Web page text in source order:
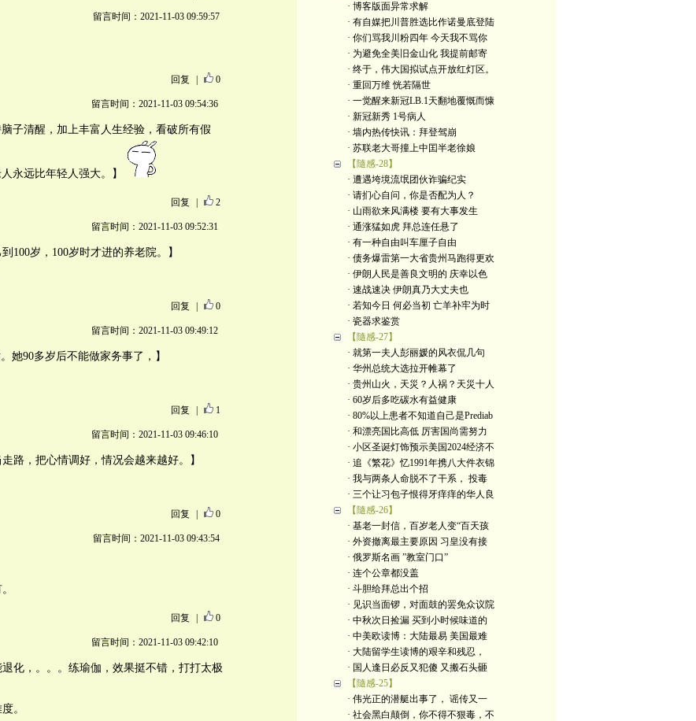
留言时间：2021-11-03 09:59:57
回复 0
留言时间：2021-11-03 09:54:36
子清醒，加上丰富人生经验，看破所有假
永远比年轻人强大。】
回复 2
留言时间：2021-11-03 09:52:31
100岁，100岁时才进的养老院。】
回复 0
留言时间：2021-11-03 09:49:12
她90多岁后不能做家务事了，】
回复 1
留言时间：2021-11-03 09:46:10
路，把心情调好，情况会越来越好。】
回复 0
留言时间：2021-11-03 09:43:54
回复 0
留言时间：2021-11-03 09:42:10
化，。。。练瑜伽，效果挺不错，打打太极
。
· 博客版面异常求解
· 有自媒把川普胜选比作诺曼底登陆
· 你们骂我川粉四年 今天我不骂你
· 为避免全美旧金山化 我提前邮寄
· 终于，伟大国拟试点开放红灯区。
· 重回万维 恍若隔世
· 一觉醒来新冠LB.1天翻地覆慨而慷
· 新冠新秀 1号病人
· 墙内热传快讯：拜登驾崩
· 苏联老大哥撞上中囯半老徐娘
【隨感-28】
· 遭遇垮境流氓团伙诈骗纪实
· 请扪心自问，你是否配为人？
· 山雨欲来风满楼 要有大事发生
· 通涨猛如虎 拜总连任悬了
· 有一种自由叫车厘子自由
· 债务爆雷第一大省贵州马跑得更欢
· 伊朗人民是善良文明的 庆幸以色
· 速战速决 伊朗真乃大丈夫也
· 若知今日 何必当初 亡羊补牢为时
· 瓷器求鉴赏
【隨感-27】
· 就第一夫人彭丽媛的风衣侃几句
· 华州总统大选拉开帷幕了
· 贵州山火，天災？人祸？天災十人
· 60岁后多吃碳水有益健康
· 80%以上患者不知道自己是Prediab
· 和漂亮国比高低 厉害国尚需努力
· 小区圣诞灯饰预示美国2024经济不
· 追《繁花》忆1991年携八大件衣锦
· 我与两条人命脱不了干系， 投毒
· 三个让习包子恨得牙痒痒的华人良
【隨感-26】
· 基老一封信，百岁老人变“百天孩
· 外资撤离最主要原因 习皇没有接
· 俄罗斯名画 ”教室门口”
· 连个公章都没盖
· 斗胆给拜总出个招
· 见识当面锣，对面鼓的罢免众议院
· 中秋次日捡漏 买到小时候味道的
· 中美欧读博：大陆最易 美国最难
· 大陆留学生读博的艰辛和残忍，
· 国人逢日必反又犯傻 又搬石头砸
【隨感-25】
· 伟光正的潜艇出事了， 谣传又一
· 社会黑白颠倒，你不得不狠毒，不